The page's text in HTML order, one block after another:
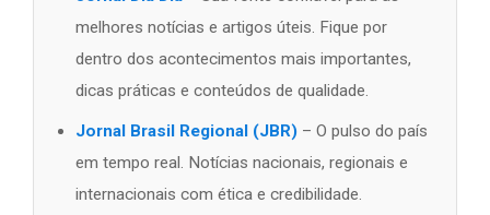
melhores notícias e artigos úteis. Fique por
dentro dos acontecimentos mais importantes,
dicas práticas e conteúdos de qualidade.
Jornal Brasil Regional (JBR) – O pulso do país
em tempo real. Notícias nacionais, regionais e
internacionais com ética e credibilidade.